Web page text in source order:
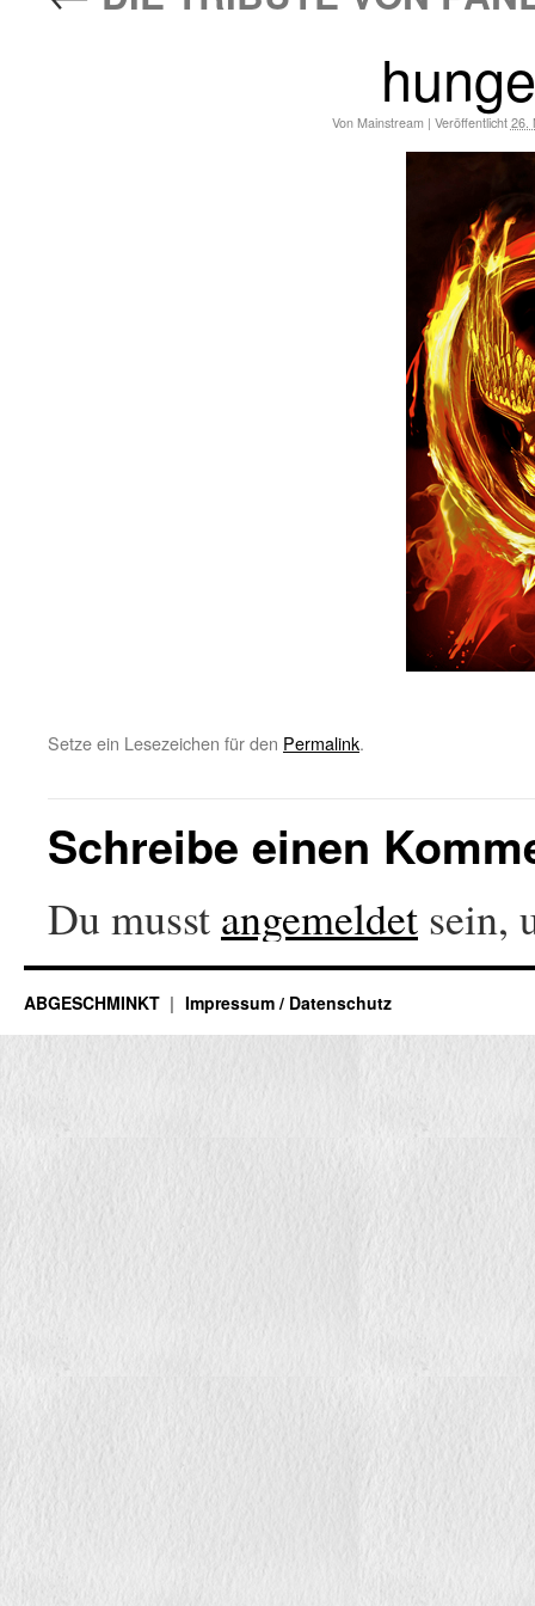
Von Mainstream | Veröffentlicht 26.
Setze ein Lesezeichen für den Permalink.
Schreibe einen
Du musst angemeldet sein,
ABGESCHMINKT Impressum / Datenschutz